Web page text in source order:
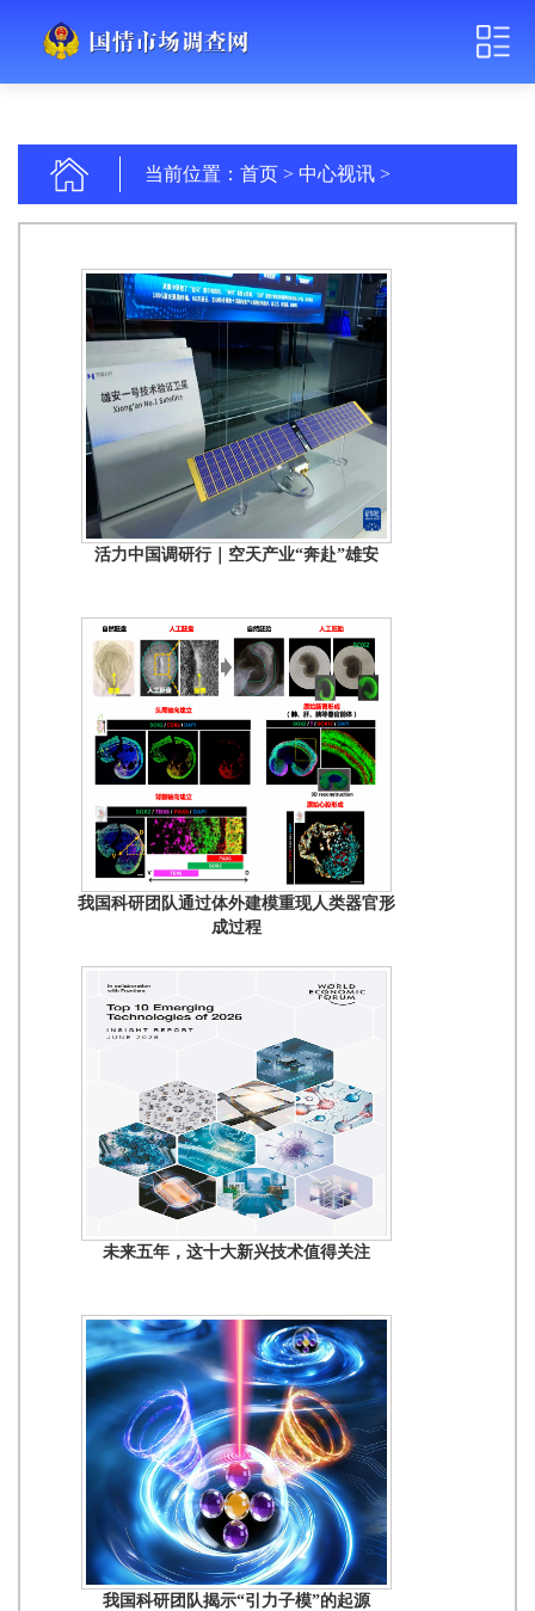
当前位置： 首页 > 中心视讯 >
活力中国调研行｜空天产业“奔赴”雄安
我国科研团队通过体外建模重现人类器官形
成过程
未来五年，这十大新兴技术值得关注
我国科研团队揭示“引力子模”的起源